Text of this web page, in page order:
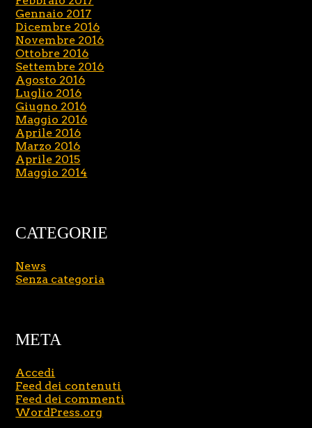
Gennaio 2017
Dicembre 2016
Novembre 2016
Ottobre 2016
Settembre 2016
Agosto 2016
Luglio 2016
Giugno 2016
Maggio 2016
Aprile 2016
Marzo 2016
Aprile 2015
Maggio 2014
CATEGORIE
News
Senza categoria
META
Accedi
Feed dei contenuti
Feed dei commenti
WordPress.org